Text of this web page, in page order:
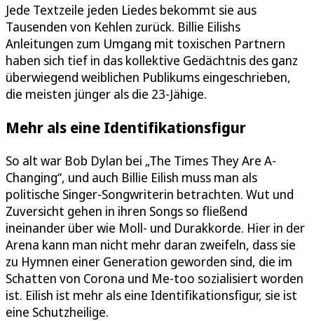
Jede Textzeile jeden Liedes bekommt sie aus
Tausenden von Kehlen zurück. Billie Eilishs
Anleitungen zum Umgang mit toxischen Partnern
haben sich tief in das kollektive Gedächtnis des ganz
überwiegend weiblichen Publikums eingeschrieben,
die meisten jünger als die 23-Jähige.
Mehr als eine Identifikationsfigur
So alt war Bob Dylan bei „The Times They Are A-
Changing“, und auch Billie Eilish muss man als
politische Singer-Songwriterin betrachten. Wut und
Zuversicht gehen in ihren Songs so fließend
ineinander über wie Moll- und Durakkorde. Hier in der
Arena kann man nicht mehr daran zweifeln, dass sie
zu Hymnen einer Generation geworden sind, die im
Schatten von Corona und Me-too sozialisiert worden
ist. Eilish ist mehr als eine Identifikationsfigur, sie ist
eine Schutzheilige.